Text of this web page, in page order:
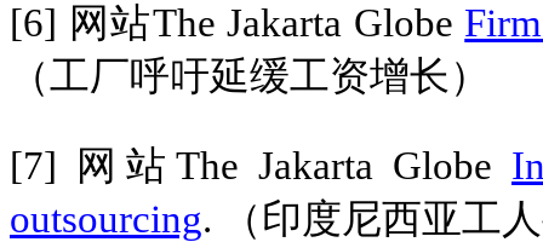
[6] 网站The Jakarta Globe
（工厂呼吁延缓工资增长）
[7] 网站 The Jakarta Globe
outsourcing. （印度尼西亚工